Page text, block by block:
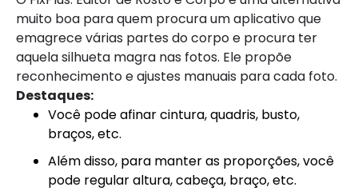
muito boa para quem procura um aplicativo que
emagrece várias partes do corpo e procura ter
aquela silhueta magra nas fotos. Ele propõe
reconhecimento e ajustes manuais para cada foto.
Destaques:
Você pode afinar cintura, quadris, busto,
braços, etc.
Além disso, para manter as proporções, você
pode regular altura, cabeça, braço, etc.